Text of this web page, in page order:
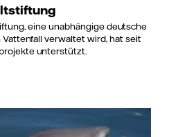
eine unabhängige deutsche
verwaltet wird, hat seit
unterstützt.